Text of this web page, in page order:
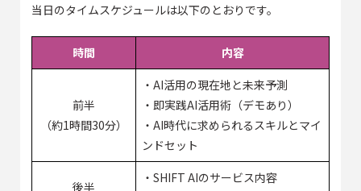
当日のタイムスケジュールは以下のとおりです。
時間 内容
前半
（約1時間30分）
・AI活用の現在地と未来予測
・即実践AI活用術（デモあり）
・AI時代に求められるスキルとマイ
ンドセット
後半
・SHIFT AIのサービス内容